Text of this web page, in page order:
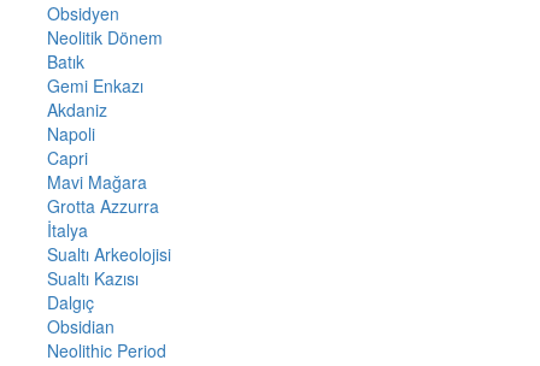
Obsidyen
Neolitik Dönem
Batık
Gemi Enkazı
Akdaniz
Napoli
Capri
Mavi Mağara
Grotta Azzurra
İtalya
Sualtı Arkeolojisi
Sualtı Kazısı
Dalgıç
Obsidian
Neolithic Period